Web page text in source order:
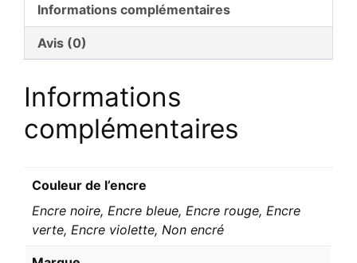
Informations complémentaires
Avis (0)
Informations
complémentaires
Couleur de l’encre
Encre noire, Encre bleue, Encre rouge, Encre
verte, Encre violette, Non encré